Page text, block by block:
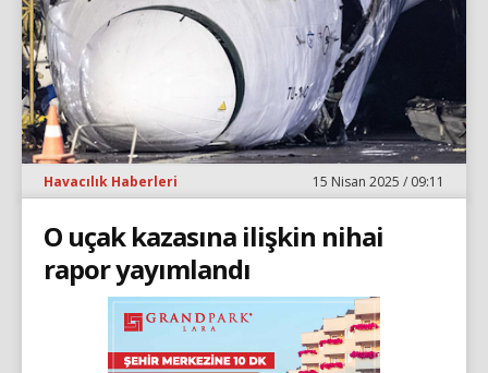
Havacılık Haberleri 15 Nisan 2025 / 09:11
O uçak kazasına ilişkin nihai
rapor yayımlandı